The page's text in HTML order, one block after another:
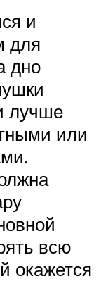
и
для
дно
лучше
или
всю
окажется